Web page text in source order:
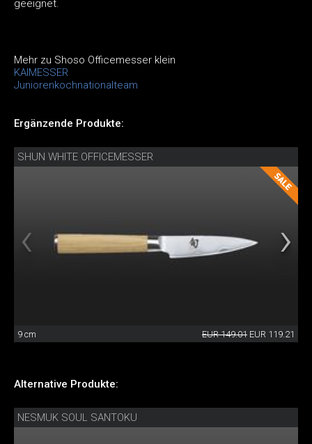
geeignet.
Mehr zu Shoso Officemesser klein
KAIMESSER
Juniorenkochnationalteam
Ergänzende Produkte:
SHUN WHITE OFFICEMESSER
9 cm EUR 149.01 EUR 119.21
Alternative Produkte:
NESMUK SOUL SANTOKU